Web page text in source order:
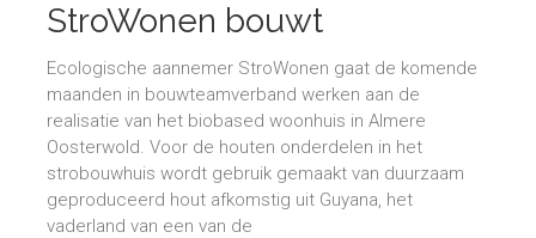
StroWonen bouwt
AnansiBoomhuis
Ecologische aannemer StroWonen gaat de komende
maanden in bouwteamverband werken aan de
realisatie van het biobased woonhuis in Almere
Oosterwold. Voor de houten onderdelen in het
strobouwhuis wordt gebruik gemaakt van duurzaam
geproduceerd hout afkomstig uit Guyana, het
vaderland van een van de